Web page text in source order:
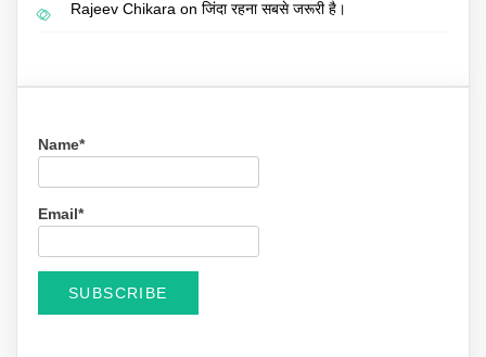
Rajeev Chikara on जिंदा रहना सबसे जरूरी है।
Name*
Email*